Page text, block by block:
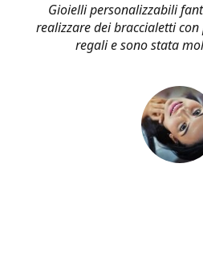
Gioielli personalizzabili
realizzare dei braccialetti
regali e sono stata